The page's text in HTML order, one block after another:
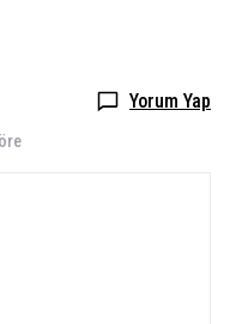
Yorum Yap